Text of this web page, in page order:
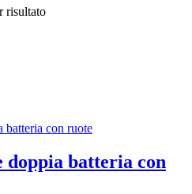
risultato
doppia batteria con